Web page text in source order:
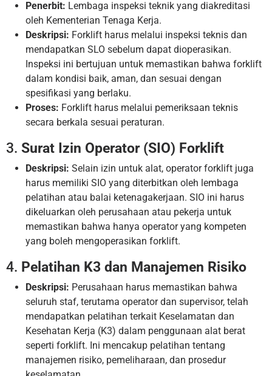
Penerbit: Lembaga inspeksi teknik yang diakreditasi
oleh Kementerian Tenaga Kerja.
Deskripsi: Forklift harus melalui inspeksi teknis dan
mendapatkan SLO sebelum dapat dioperasikan.
Inspeksi ini bertujuan untuk memastikan bahwa forklift
dalam kondisi baik, aman, dan sesuai dengan
spesifikasi yang berlaku.
Proses: Forklift harus melalui pemeriksaan teknis
secara berkala sesuai peraturan.
3. Surat Izin Operator (SIO) Forklift
Deskripsi: Selain izin untuk alat, operator forklift juga
harus memiliki SIO yang diterbitkan oleh lembaga
pelatihan atau balai ketenagakerjaan. SIO ini harus
dikeluarkan oleh perusahaan atau pekerja untuk
memastikan bahwa hanya operator yang kompeten
yang boleh mengoperasikan forklift.
4. Pelatihan K3 dan Manajemen Risiko
Deskripsi: Perusahaan harus memastikan bahwa
seluruh staf, terutama operator dan supervisor, telah
mendapatkan pelatihan terkait Keselamatan dan
Kesehatan Kerja (K3) dalam penggunaan alat berat
seperti forklift. Ini mencakup pelatihan tentang
manajemen risiko, pemeliharaan, dan prosedur